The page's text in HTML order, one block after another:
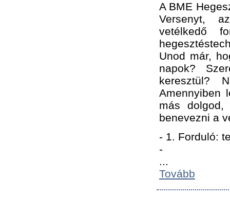
A BME
Versenyt,
vetélkedő
Unod már,
napok?
keresztül?
Amennyiben
más
benevezni a
- 1. Forduló:
-
...
Tovább